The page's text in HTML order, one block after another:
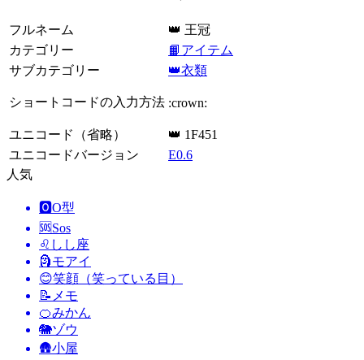
フルネーム
👑 王冠
カテゴリー
📙アイテム
サブカテゴリー
👑衣類
ショートコードの入力方法 :crown:
ユニコード（省略）
👑 1F451
ユニコードバージョン
E0.6
人気
🅾️O型
🆘Sos
♌ しし座
🗿モアイ
😊笑顔（笑っている目）
📝 メモ
🍊みかん
🐘ゾウ
🛖小屋